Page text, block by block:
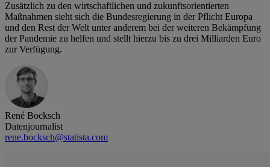
Zusätzlich zu den wirtschaftlichen und zukunftsorientierten
Maßnahmen sieht sich die Bundesregierung in der Pflicht Europa
und den Rest der Welt unter anderem bei der weiteren Bekämpfung
der Pandemie zu helfen und stellt hierzu bis zu drei Milliarden Euro
zur Verfügung.
René Bocksch
Datenjournalist
rene.bocksch@statista.com